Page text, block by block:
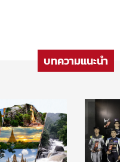
บทความแนะนำ